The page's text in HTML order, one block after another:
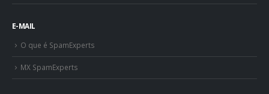
E-MAIL
O que é SpamExperts
MX SpamExperts